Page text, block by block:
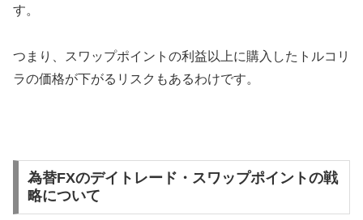
す。
つまり、スワップポイントの利益以上に購入したトルコリ
ラの価格が下がるリスクもあるわけです。
為替FXのデイトレード・スワップポイントの戦
略について